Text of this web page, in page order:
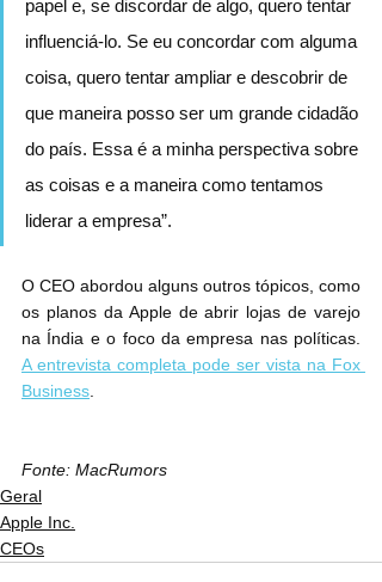
papel e, se discordar de algo, quero tentar
influenciá-lo. Se eu concordar com alguma
coisa, quero tentar ampliar e descobrir de
que maneira posso ser um grande cidadão
do país. Essa é a minha perspectiva sobre
as coisas e a maneira como tentamos
liderar a empresa”.
O CEO abordou alguns outros tópicos, como
os planos da Apple de abrir lojas de varejo
A entrevista completa pode ser vista na Fox
Business
Fonte: MacRumors
Geral
Apple Inc.
CEOs